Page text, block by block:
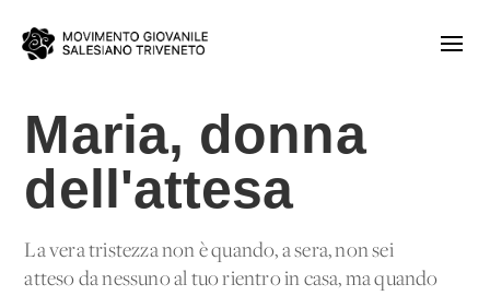
Maria, donna
dell'attesa
La vera tristezza non è quando, a sera, non sei
atteso da nessuno al tuo rientro in casa, ma quando